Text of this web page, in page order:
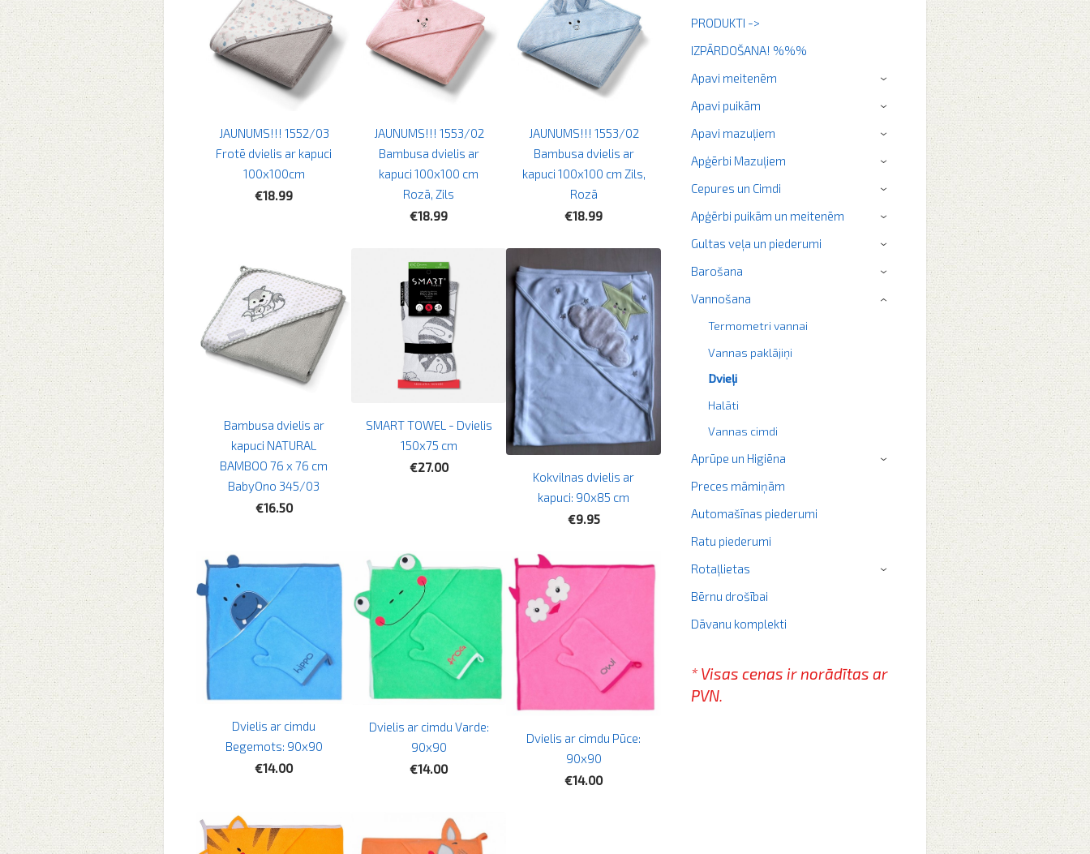
PRODUKTI ->
IZPĀRDOŠANA! %%%
Apavi meitenēm
›
Apavi puikām ›
Apavi mazuļiem ›
Apģērbi Mazuļiem ›
Cepures un Cimdi ›
Apģērbi puikām un meitenēm ›
Gultas veļa un piederumi ›
Barošana ›
Vannošana
Termometri vannai
Vannas paklājiņi
Dvieļi
Halāti
Vannas cimdi
›
Aprūpe un Higiēna ›
Preces māmiņām
Automašīnas piederumi
Ratu piederumi
Rotaļlietas
›
Bērnu drošībai
Dāvanu komplekti
* Visas cenas ir norādītas ar
PVN.
JAUNUMS!!! 1552/03
Frotē dvielis ar kapuci
100x100cm
€18.99
JAUNUMS!!! 1553/02
Bambusa dvielis ar
kapuci 100x100 cm
Rozā, Zils
€18.99
JAUNUMS!!! 1553/02
Bambusa dvielis ar
kapuci 100x100 cm Zils,
Rozā
€18.99
Bambusa dvielis ar
kapuci NATURAL
BAMBOO 76 x 76 cm
BabyOno 345/03
€16.50
SMART TOWEL - Dvielis
150x75 cm
€27.00
Kokvilnas dvielis ar
kapuci: 90x85 cm
€9.95
Dvielis ar cimdu
Begemots: 90x90
€14.00
Dvielis ar cimdu Varde:
90x90
€14.00
Dvielis ar cimdu Pūce:
90x90
€14.00